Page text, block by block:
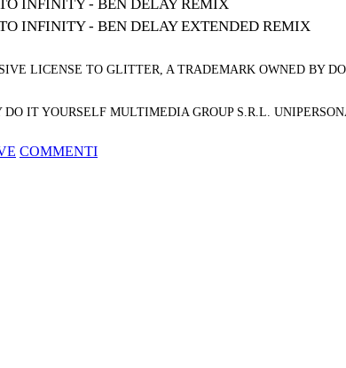
INFINITY - BEN DELAY REMIX
INFINITY - BEN DELAY EXTENDED REMIX
LICENSE TO GLITTER, A TRADEMARK OWNED BY
IT YOURSELF MULTIMEDIA GROUP S.R.L.
COMMENTI